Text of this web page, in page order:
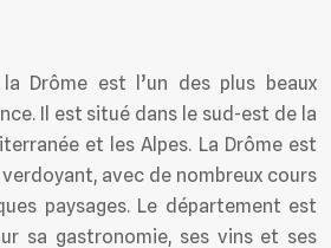
Drôme est l’un des plus beaux
Il est situé dans le sud-est de la
et les Alpes. La Drôme est
avec de nombreux cours
paysages. Le département est
sa gastronomie, ses vins et ses